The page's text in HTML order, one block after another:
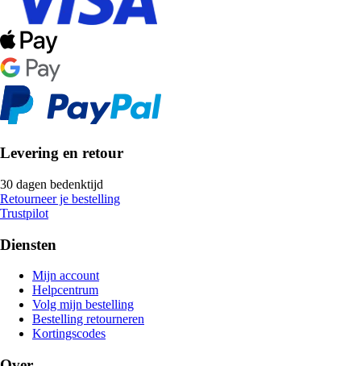
Levering en retour
30 dagen bedenktijd
Retourneer je bestelling
Trustpilot
Diensten
Mijn account
Helpcentrum
Volg mijn bestelling
Bestelling retourneren
Kortingscodes